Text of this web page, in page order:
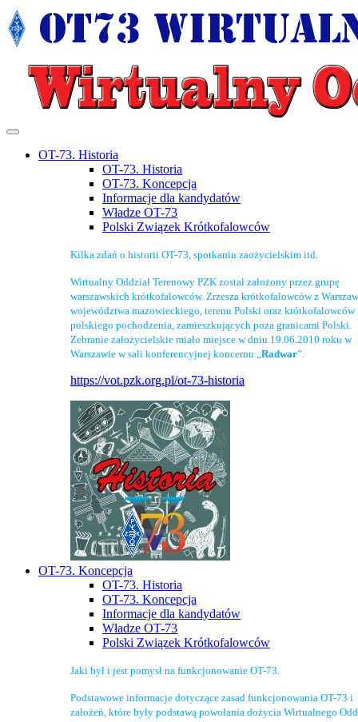
OT-73. Historia
OT-73. Historia
OT-73. Koncepcja
Informacje dla kandydatów
Władze OT-73
Polski Związek Krótkofalowców
Kilka zdań o historii OT-73, spotkaniu zaożycielskim itd.
Wirtualny Oddział Terenowy PZK został założony przez grupę
warszawskich krótkofalowców. Zrzesza krótkofalowców z
województwa mazowieckiego, terenu Polski oraz krótkofalowców
polskiego pochodzenia, zamieszkujących poza granicami Polski.
Zebranie założycielskie miało miejsce w dniu 19.06.2010 roku w
Warszawie w sali konferencyjnej koncernu „Radwar”.
https://vot.pzk.org.pl/ot-73-historia
OT-73. Koncepcja
OT-73. Historia
OT-73. Koncepcja
Informacje dla kandydatów
Władze OT-73
Polski Związek Krótkofalowców
Jaki był i jest pomysł na funkcjonowanie OT-73.
Podstawowe informacje dotyczące zasad funkcjonowania OT-73 i
założeń, które były podstawą powołania dożycia Wirtualnego